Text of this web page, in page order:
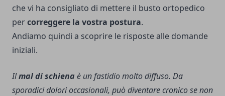
che vi ha consigliato di mettere il busto ortopedico
percorreggere la vostra postura.
Andiamo quindi a scoprire le risposte alle domande
iniziali.
Ilmal di schiena è un fastidio molto diffuso. Da
sporadici dolori occasionali, può diventare cronico se non